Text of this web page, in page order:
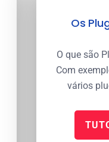
Os
O que são
Com
vários